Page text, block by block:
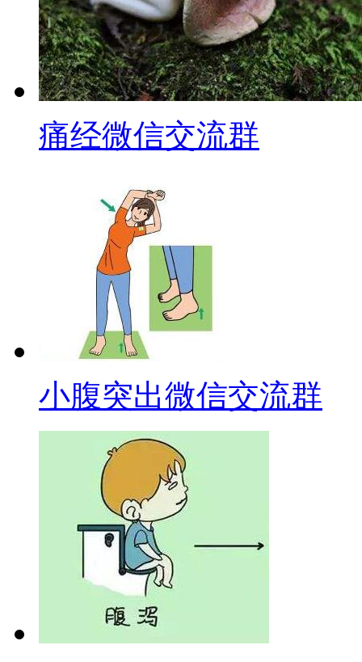
痛经微信交流群
小腹突出微信交流群